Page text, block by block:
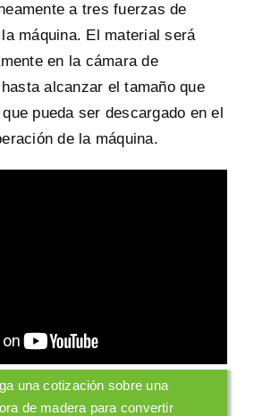
a tres fuerzas de
máquina. El material será
en la cámara de
alcanzar el tamaño que
pueda ser descargado en el
de la máquina.
una cotización sobre una
de madera para convertir